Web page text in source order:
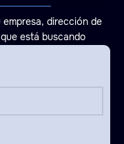
dirección de
está buscando